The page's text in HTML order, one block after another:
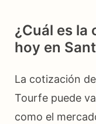
¿Cuál es la
hoy en
La cotización
Tourfe puede
como el